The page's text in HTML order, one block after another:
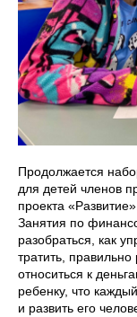
Продолжается
для детей членов
проекта «Развитие».
Занятия по
разобраться, как
тратить,
относиться к
ребенку, что
и развить его